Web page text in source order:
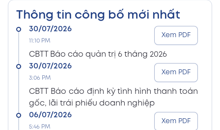
Thông tin công bố mới nhất
30/07/2026
11:10 PM
CBTT Báo cáo quản trị 6 tháng 2026
Xem PDF
30/07/2026
3:06 PM
CBTT Báo cáo định kỳ tình hình thanh toán
gốc, lãi trái phiếu doanh nghiệp
Xem PDF
06/07/2026
5:46 PM
Xem PDF